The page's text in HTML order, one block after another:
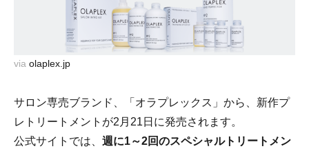
via olaplex.jp
サロン専売ブランド、「オラプレックス」から、新作プ
レトリートメントが2月21日に発売されます。
公式サイトでは、 週に1～2回のスペシャルトリートメン